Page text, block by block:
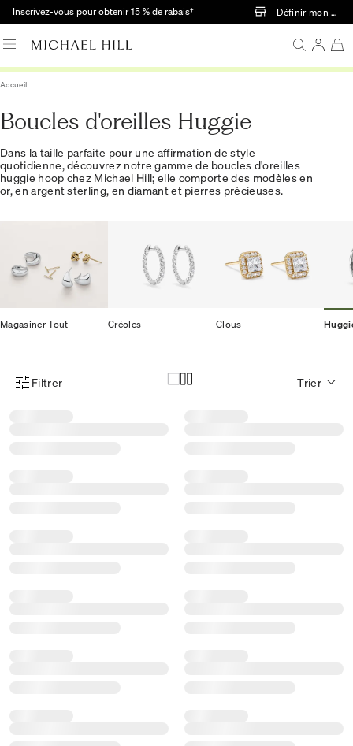
Passer au contenu principal
Inscrivez-vous pour obtenir 15 % de rabais† Définir mon
Accueil
Boucles d'oreilles Huggie
Dans la taille parfaite pour une affirmation de style
quotidienne, découvrez notre gamme de boucles d'oreilles
huggie hoop chez Michael Hill; elle comporte des modèles en
or, en argent sterling, en diamant et pierres précieuses.
Magasiner Tout Créoles Clous
Menu des filtres d'articles
Filtrer Trier